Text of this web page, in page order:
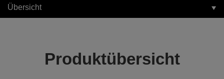
Übersicht
Produktübersicht